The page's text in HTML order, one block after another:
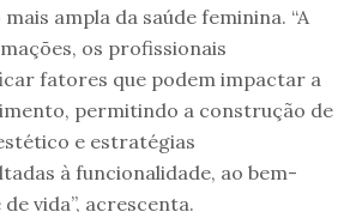
ampla da saúde feminina. “A
os profissionais
fatores que podem impactar a
permitindo a construção de
e estratégias
à funcionalidade, ao bem-
vida”, acrescenta.